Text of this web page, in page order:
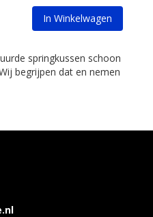
In Winkelwagen
springkussen schoon
begrijpen dat en nemen